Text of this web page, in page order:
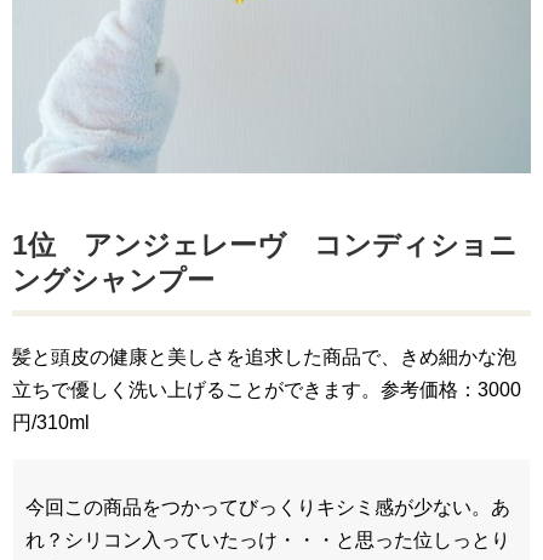
1位 アンジェレーヴ コンディショニ
ングシャンプー
髪と頭皮の健康と美しさを追求した商品で、きめ細かな泡
立ちで優しく洗い上げることができます。参考価格：3000
円/310ml
今回この商品をつかってびっくりキシミ感が少ない。あ
れ？シリコン入っていたっけ・・・と思った位しっとり